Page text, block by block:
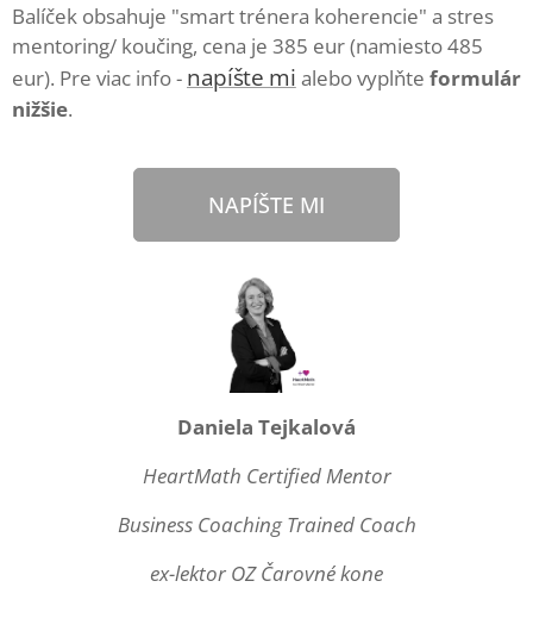
Balíček obsahuje "smart trénera koherencie" a stres
mentoring/ koučing, cena je 385 eur (namiesto 485
eur). Pre viac info - napíšte mi alebo vyplňte formulár
nižšie.
NAPÍŠTE MI
Daniela Tejkalová
HeartMath Certified Mentor
Business Coaching Trained Coach
ex-lektor OZ Čarovné kone